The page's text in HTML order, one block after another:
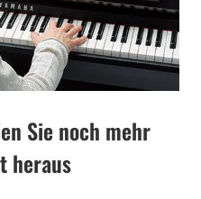
Sie noch mehr
heraus